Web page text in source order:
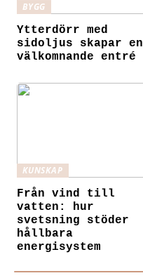
BYGG
Ytterdörr med
sidoljus skapar en
välkomnande entré
KUNSKAP
Från vind till
vatten: hur
svetsning stöder
hållbara
energisystem